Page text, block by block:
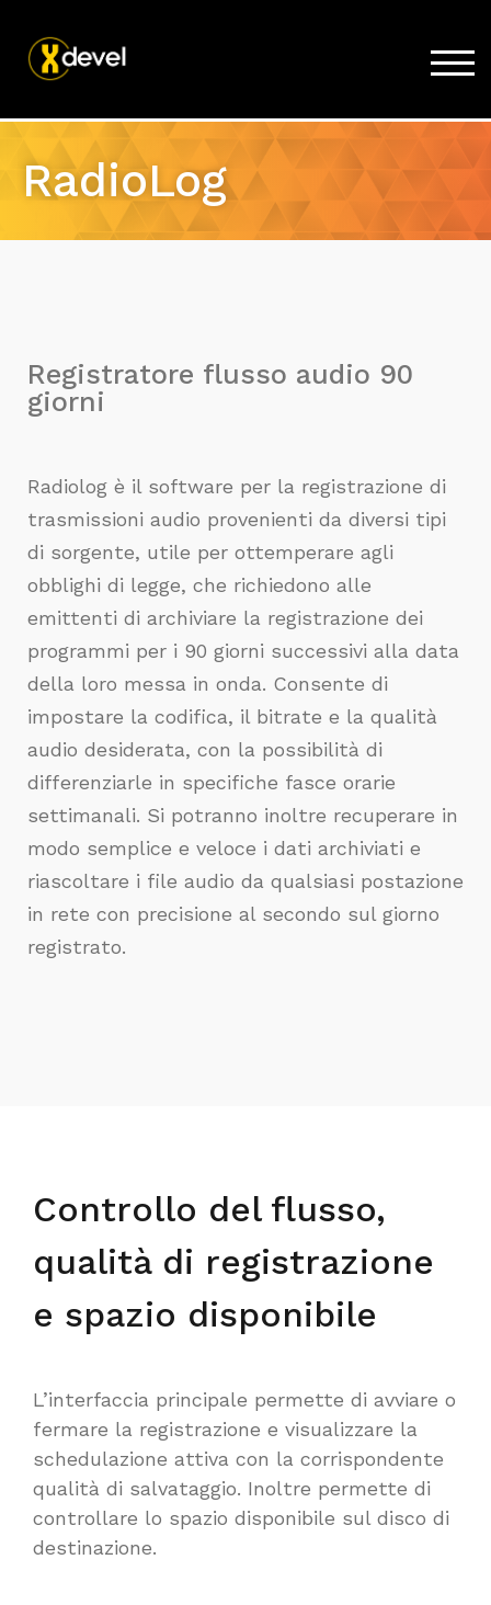
Home
Prodotti
Azienda
RadioLog
Registratore flusso audio 90
giorni
Radiolog è il software per la registrazione di
trasmissioni audio provenienti da diversi tipi
di sorgente, utile per ottemperare agli
obblighi di legge, che richiedono alle
emittenti di archiviare la registrazione dei
programmi per i 90 giorni successivi alla data
della loro messa in onda. Consente di
impostare la codifica, il bitrate e la qualità
audio desiderata, con la possibilità di
differenziarle in specifiche fasce orarie
settimanali. Si potranno inoltre recuperare in
modo semplice e veloce i dati archiviati e
riascoltare i file audio da qualsiasi postazione
in rete con precisione al secondo sul giorno
registrato.
Controllo del flusso,
qualità di registrazione
e spazio disponibile
L’interfaccia principale permette di avviare o
fermare la registrazione e visualizzare la
schedulazione attiva con la corrispondente
qualità di salvataggio. Inoltre permette di
controllare lo spazio disponibile sul disco di
destinazione.